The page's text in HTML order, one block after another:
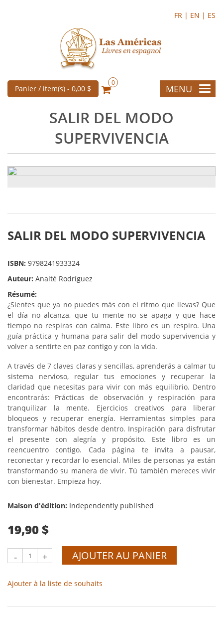
FR | EN | ES
Panier / item(s) - 0,00 $
0
MENU
SALIR DEL MODO
SUPERVIVENCIA
SALIR DEL MODO SUPERVIVENCIA
ISBN: 9798241933324
Auteur: Analté Rodríguez
Résumé:
¿Sientes que ya no puedes más con el ritmo que llevas? Que
el día no alcanza, que tu mente no se apaga y que hace
tiempo no respiras con calma. Este libro es un respiro. Una
guía práctica y humana para salir del modo supervivencia y
volver a sentirte en paz contigo y con la vida.
A través de 7 claves claras y sencillas, aprenderás a calmar tu
sistema nervioso, regular tus emociones y recuperar la
claridad que necesitas para vivir con más equilibrio. Dentro
encontrarás: Prácticas de observación y respiración para
tranquilizar la mente. Ejercicios creativos para liberar
bloqueos y recuperar energía. Herramientas simples para
transformar hábitos desde dentro. Inspiración para disfrutar
el presente con alegría y propósito. Este libro es un
reencuentro contigo. Cada página te invita a pausar,
reconectar y recordar lo esencial. Miles de personas ya están
transformando su manera de vivir. Tú también mereces vivir
con bienestar. Empieza hoy.
Maison d'édition: Independently published
19,90 $
- + AJOUTER AU PANIER
Ajouter à la liste de souhaits